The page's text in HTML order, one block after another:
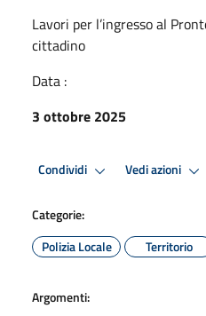
Lavori per l’ingresso al
cittadino
Data :
3 ottobre 2025
Condividi Vedi azioni
Categorie:
Polizia Locale
Territorio
Argomenti: